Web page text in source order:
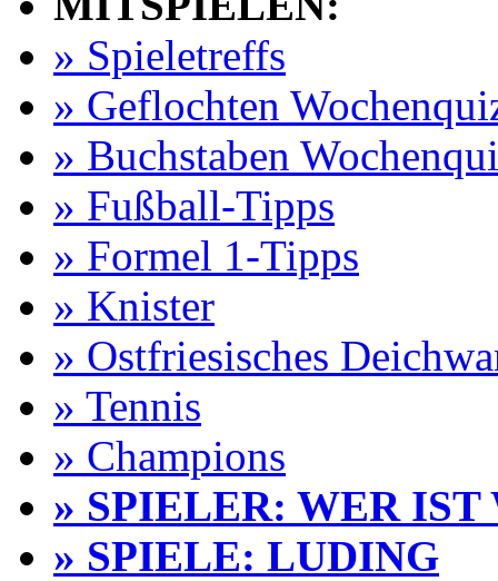
» Spieletreffs
» Geflochten
» Buchstaben
» Fußball-Tipps
» Formel 1-Tipps
» Knister
» Ostfriesisches
» Tennis
» Champions
» SPIELER: WER IST
» SPIELE: LUDING